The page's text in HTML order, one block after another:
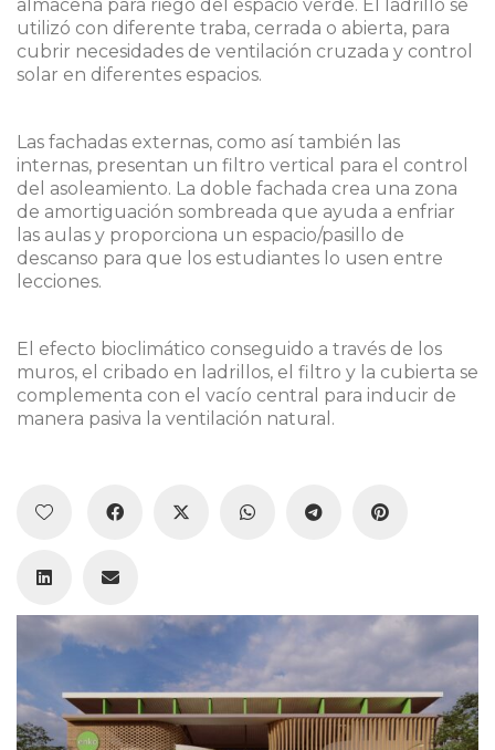
almacena para riego del espacio verde. El ladrillo se
utilizó con diferente traba, cerrada o abierta, para
cubrir necesidades de ventilación cruzada y control
solar en diferentes espacios.
Las fachadas externas, como así también las
internas, presentan un filtro vertical para el control
del asoleamiento. La doble fachada crea una zona
de amortiguación sombreada que ayuda a enfriar
las aulas y proporciona un espacio/pasillo de
descanso para que los estudiantes lo usen entre
lecciones.
El efecto bioclimático conseguido a través de los
muros, el cribado en ladrillos, el filtro y la cubierta se
complementa con el vacío central para inducir de
manera pasiva la ventilación natural.